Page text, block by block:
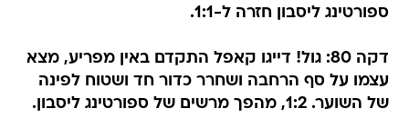
ספורטינג ליסבון חזרה ל-1:1.
דקה 80: גול! דייגו קאפל התקדם באין מפריע, מצא
עצמו על סף הרחבה ושחרר כדור חד ושטוח לפינה
של השוער. 1:2, מהפך מרשים של ספורטינג ליסבון.